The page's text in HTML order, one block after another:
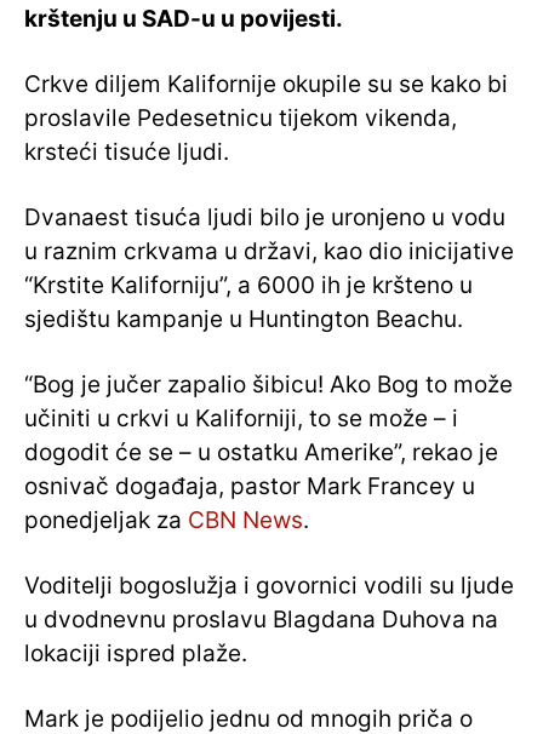
krštenju u SAD-u u povijesti.
Crkve diljem Kalifornije okupile su se kako bi
proslavile Pedesetnicu tijekom vikenda,
krsteći tisuće ljudi.
Dvanaest tisuća ljudi bilo je uronjeno u vodu
u raznim crkvama u državi, kao dio inicijative
“Krstite Kaliforniju”, a 6000 ih je kršteno u
sjedištu kampanje u Huntington Beachu.
“Bog je jučer zapalio šibicu! Ako Bog to može
učiniti u crkvi u Kaliforniji, to se može – i
dogodit će se – u ostatku Amerike”, rekao je
osnivač događaja, pastor Mark Francey u
ponedjeljak za CBN News.
Voditelji bogoslužja i govornici vodili su ljude
u dvodnevnu proslavu Blagdana Duhova na
lokaciji ispred plaže.
Mark je podijelio jednu od mnogih priča o